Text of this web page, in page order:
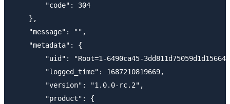
        "code": 304
    },
    "message": "",
    "metadata": {
"uid": "Root=1-6490ca45-
        "logged_time": 1687210819669,
        "version": "1.0.0-rc.2",
        "product": {